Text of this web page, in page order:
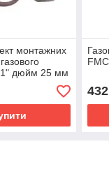
монтажних
1" дюйм 25 мм
432